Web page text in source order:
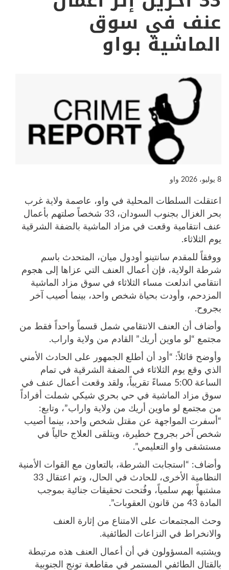
عنف في سوق
الماشية بواو
8 يوليو، 2026 واو
اعتقلت السلطات المحلية في واو، عاصمة ولاية غرب
بحر الغزال بجنوب السودان، 33 شخصاً صلتهم بأعمال
عنف انتقامية وقعت في مزاد الماشية بالضفة الشرقية
يوم الثلاثاء.
ووفقاً للمقدم سانتينو أودول ميان، المتحدث باسم
شرطة الولاية، فإن أعمال العنف التي عزاها إلى هجوم
انتقامي اندلعت مساء الثلاثاء في سوق مزاد الماشية
المزدحم، وأودت بحياة شخص واحد، بينما أصيب آخر
بجروح.
وأضاف أن العنف الانتقامي شمل قسماً واحداً فقط من
مجتمع “لو ماوين أريك” القادم من ولاية واراب.
وأوضح قائلاً: “أود أن أطلع الجمهور على الحادث الأمني
الذي وقع يوم الثلاثاء في الضفة الشرقية في تمام
الساعة 5:00 مساءً تقريباً، ولقد وقعت أعمال عنف في
سوق مزاد الماشية في حي بحري شيكي شملت أفراداً
من مجتمع لو ماوين أريك من ولاية واراب”، وتابع:
“أسفرت المواجهة عن مقتل شخص واحد، بينما أصيب
شخص آخر بجروح خطيرة، ويتلقى العلاج حالياً في
مستشفى واو التعليمي”.
وأضاف: “استجابت الشرطة، بالتعاون مع القوات الأمنية
النظامية الأخرى، للحادث في الحال، وتم اعتقال 33
مشتبهاً بهم سلمياً، وفُتحت تحقيقات جنائية بموجب
المادة 43 من قانون العقوبات”.
وحث المجتمعات على الامتناع من إثارة العنف
والانخراط في النزاعات الطائفية.
ويشتبه المسؤولون في أن أعمال العنف هذه مرتبطة
بالقتال الطائفي المستمر في مقاطعة تونج الجنوبية